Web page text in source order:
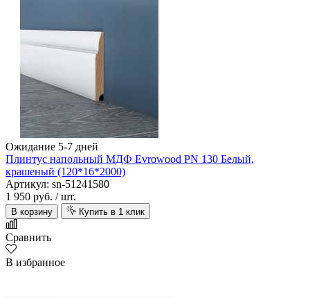
Ожидание 5-7 дней
Плинтус напольный МДФ Evrowood PN 130 Белый,
крашеный (120*16*2000)
Артикул: sn-51241580
1 950 руб. / шт.
В корзину Купить в 1 клик
Сравнить
В избранное